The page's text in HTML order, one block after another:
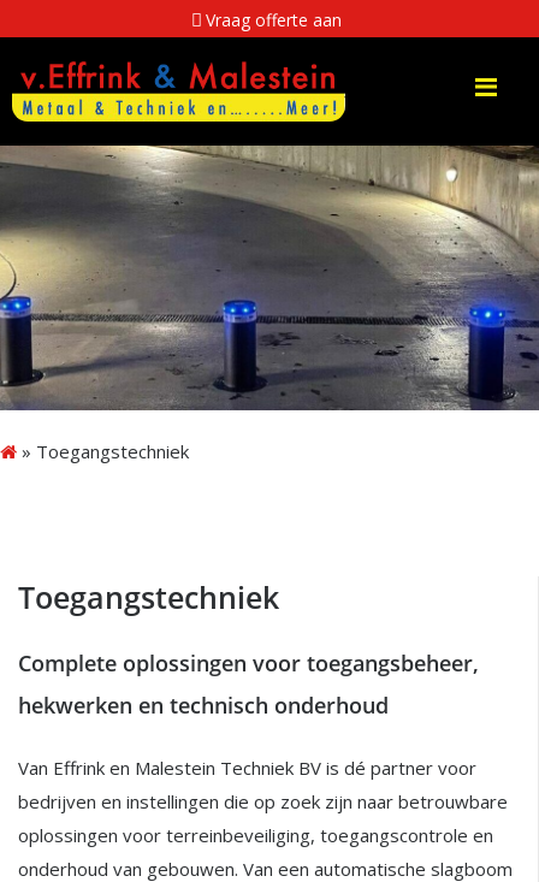
Vraag offerte aan
» Toegangstechniek
Toegangstechniek
Complete oplossingen voor toegangsbeheer,
hekwerken en technisch onderhoud
Van Effrink en Malestein Techniek BV is dé partner voor
bedrijven en instellingen die op zoek zijn naar betrouwbare
oplossingen voor terreinbeveiliging, toegangscontrole en
onderhoud van gebouwen. Van een automatische slagboom